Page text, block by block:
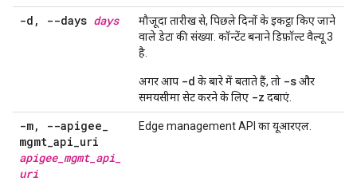
-d , --days days
मौजूदा तारीख से, पिछले दिनों के इकट्ठा किए जाने
वाले डेटा की संख्या. कॉन्टेंट बनाने डिफ़ॉल्ट वैल्यू 3
है.
अगर आप -d के बारे में बताते हैं, तो -sऔर
समयसीमा सेट करने के लिए -z दबाएं.
-m, --apigee_
mgmt_api_uri
apigee_ mgmt_ api
uri
Edge management API का यूआरएल.